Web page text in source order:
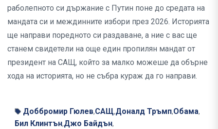
раболепното си държание с Путин поне до средата на
мандата си и междинните избори през 2026. Историята
ще направи поредното си раздаване, а ние с вас ще
станем свидетели на още един пропилян мандат от
президент на САЩ, който за малко можеше да обърне
хода на историята, но не събра кураж да го направи.
Доббромир Гюлев,САЩ,Доналд Тръмп,Обама,
Бил Клинтън,Джо Байдън,